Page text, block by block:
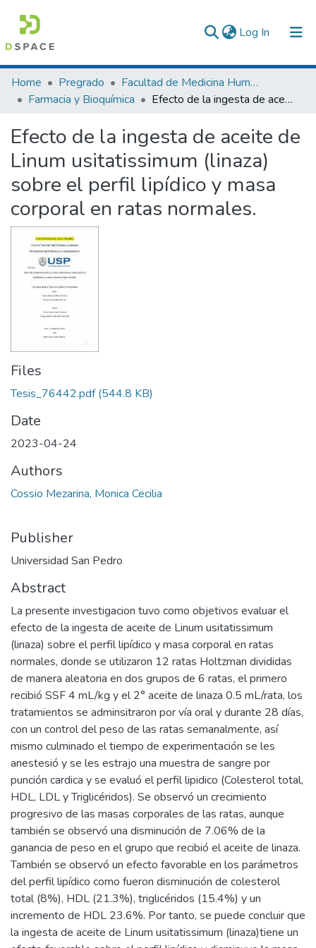
Log In (current)
Communities & Collections
All of DSpace
Statistics
Home Pregrado
Facultad de Medicina Humana
Farmacia y Bioquímica
Efecto de la ingesta de aceite de Linum usitatissimum (linaza) sobre el perfil lipídico y masa corporal en ratas normales.
Efecto de la ingesta de aceite de
Linum usitatissimum (linaza)
sobre el perfil lipídico y masa
corporal en ratas normales.
Files
Tesis_76442.pdf(544.8 KB)
Date
2023-04-24
Authors
Cossio Mezarina, Monica Cecilia
Publisher
Universidad San Pedro
Abstract
La presente investigacion tuvo como objetivos evaluar el
efecto de la ingesta de aceite de Linum usitatissimum
(linaza) sobre el perfil lipídico y masa corporal en ratas
normales, donde se utilizaron 12 ratas Holtzman divididas
de manera aleatoria en dos grupos de 6 ratas, el primero
recibió SSF 4 mL/kg y el 2° aceite de linaza 0.5 mL/rata, los
tratamientos se adminsitraron por vía oral y durante 28 días,
con un control del peso de las ratas semanalmente, así
mismo culminado el tiempo de experimentación se les
anestesió y se les estrajo una muestra de sangre por
punción cardica y se evaluó el perfil lipidico (Colesterol total,
HDL, LDL y Triglicéridos). Se observó un crecimiento
progresivo de las masas corporales de las ratas, aunque
también se observó una disminución de 7.06% de la
ganancia de peso en el grupo que recibió el aceite de linaza.
También se observó un efecto favorable en los parámetros
del perfil lipídico como fueron disminución de colesterol
total (8%), HDL (21.3%), triglicéridos (15.4%) y un
incremento de HDL 23.6%. Por tanto, se puede concluir que
la ingesta de aceite de Linum usitatissimum (linaza)tiene un